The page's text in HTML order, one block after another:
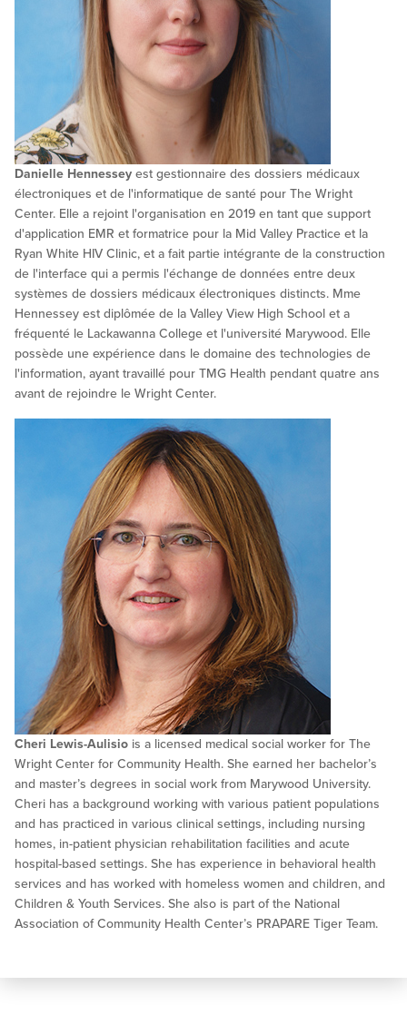
Danielle Hennessey est gestionnaire des dossiers médicaux
électroniques et de l'informatique de santé pour The Wright
Center. Elle a rejoint l'organisation en 2019 en tant que support
d'application EMR et formatrice pour la Mid Valley Practice et la
Ryan White HIV Clinic, et a fait partie intégrante de la construction
de l'interface qui a permis l'échange de données entre deux
systèmes de dossiers médicaux électroniques distincts. Mme
Hennessey est diplômée de la Valley View High School et a
fréquenté le Lackawanna College et l'université Marywood. Elle
possède une expérience dans le domaine des technologies de
l'information, ayant travaillé pour TMG Health pendant quatre ans
avant de rejoindre le Wright Center.
Cheri Lewis-Aulisio is a licensed medical social worker for The
Wright Center for Community Health. She earned her bachelor’s
and master’s degrees in social work from Marywood University.
Cheri has a background working with various patient populations
and has practiced in various clinical settings, including nursing
homes, in-patient physician rehabilitation facilities and acute
hospital-based settings. She has experience in behavioral health
services and has worked with homeless women and children, and
Children & Youth Services. She also is part of the National
Association of Community Health Center’s PRAPARE Tiger Team.